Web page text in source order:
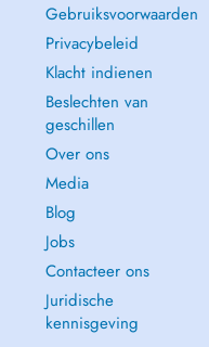
Gebruiksvoorwaarden
Privacybeleid
Klacht indienen
Beslechten van
geschillen
Over ons
Media
Blog
Jobs
Contacteer ons
Juridische
kennisgeving